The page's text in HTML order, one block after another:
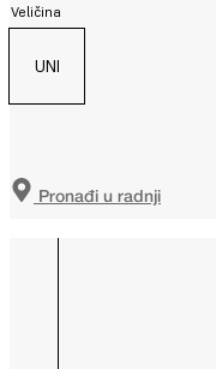
Veličina
UNI
Pronađi u radnji